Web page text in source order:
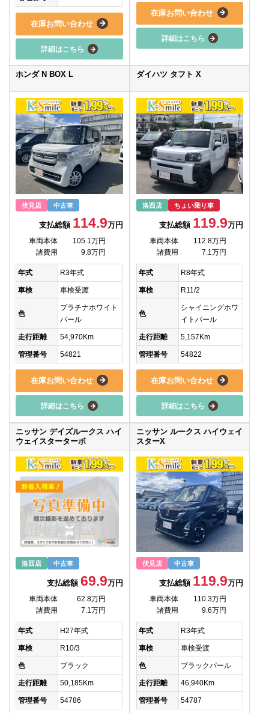
在庫お問い合わせ
詳細はこちら
在庫お問い合わせ
詳細はこちら
ホンダ N BOX L
伏見店 中古車
支払総額 114.9万円
車両本体
105.1万円
諸費用
9.8万円
年式 R3年式
車検 車検受渡
色
プラチナホワイト
パール
走行距離 54,970Km
管理番号 54821
在庫お問い合わせ
詳細はこちら
ダイハツ タフト X
洛西店 ちょい乗り車
支払総額 119.9万円
車両本体
112.8万円
諸費用
7.1万円
年式 R8年式
車検 R11/2
色
シャイニングホワ
イトパール
走行距離 5,157Km
管理番号 54822
在庫お問い合わせ
詳細はこちら
ニッサン デイズルークス ハイ
ウェイスターターボ
洛西店 中古車
支払総額 69.9万円
車両本体
62.8万円
諸費用
7.1万円
年式 H27年式
車検 R10/3
色 ブラック
走行距離 50,185Km
管理番号 54786
ニッサン ルークス ハイウェイ
スターX
伏見店 中古車
支払総額 119.9万円
車両本体
110.3万円
諸費用
9.6万円
年式 R3年式
車検 車検受渡
色 ブラックパール
走行距離 46,940Km
管理番号 54787